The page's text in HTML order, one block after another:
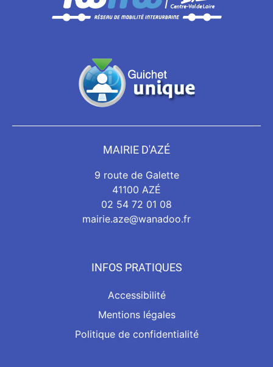
MAIRIE D'AZÉ
9 route de Galette
41100 AZÉ
02 54 72 01 08
mairie.aze@wanadoo.fr
INFOS PRATIQUES
Accessibilité
Mentions légales
Politique de confidentialité